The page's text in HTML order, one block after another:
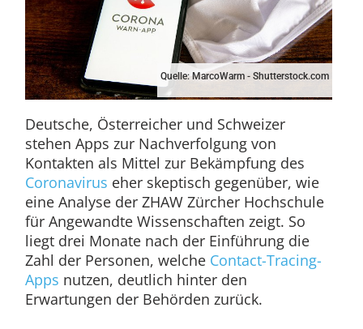
Quelle: MarcoWarm - Shutterstock.com
Deutsche, Österreicher und Schweizer
stehen Apps zur Nachverfolgung von
Kontakten als Mittel zur Bekämpfung des
Coronavirus eher skeptisch gegenüber, wie
eine Analyse der ZHAW Zürcher Hochschule
für Angewandte Wissenschaften zeigt. So
liegt drei Monate nach der Einführung die
Zahl der Personen, welche Contact-Tracing-
Apps nutzen, deutlich hinter den
Erwartungen der Behörden zurück.